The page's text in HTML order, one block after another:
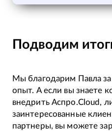
Подводим
Мы благодарим Павла
опыт. А если вы знаете
внедрить Аспро.Cloud,
заинтересованные
партнеры, вы можете